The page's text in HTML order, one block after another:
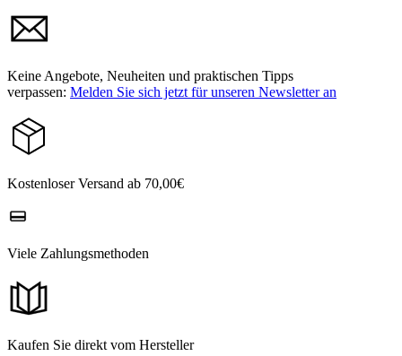
Keine Angebote, Neuheiten und praktischen Tipps
verpassen: Melden Sie sich jetzt für unseren Newsletter an
Kostenloser Versand ab 70,00€
Viele Zahlungsmethoden
Kaufen Sie direkt vom Hersteller